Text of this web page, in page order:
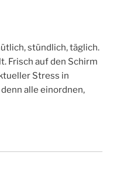
stündlich, täglich.
Frisch auf den Schirm
Stress in
alle einordnen,